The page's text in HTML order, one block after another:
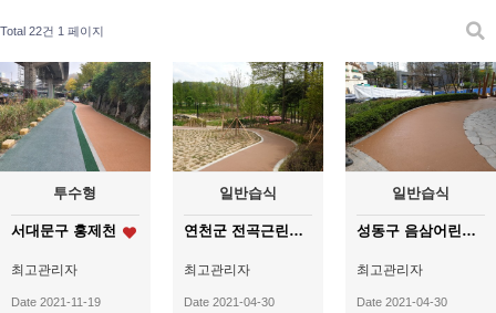
Total 22건 1 페이지
투수형
서대문구 홍제천
최고관리자
Date 2021-11-19
일반습식
연천군 전곡근린공원
최고관리자
Date 2021-04-30
일반습식
성동구 음삼어린이공원
최고관리자
Date 2021-04-30